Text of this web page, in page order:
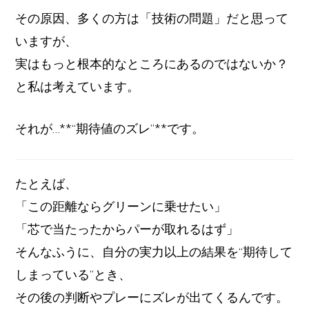
その原因、多くの方は「技術の問題」だと思って
いますが、
実はもっと根本的なところにあるのではないか？
と私は考えています。
それが…**“期待値のズレ”**です。
たとえば、
「この距離ならグリーンに乗せたい」
「芯で当たったからパーが取れるはず」
そんなふうに、自分の実力以上の結果を“期待して
しまっている”とき、
その後の判断やプレーにズレが出てくるんです。